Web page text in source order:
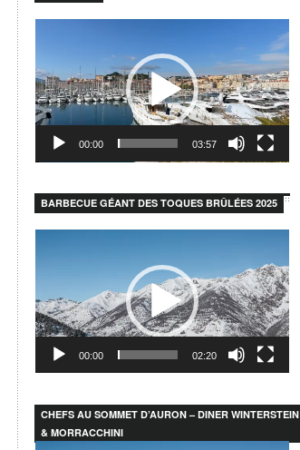
00:00 03:57
BARBECUE GÉANT DES TOQUES BRÛLÉES 2025
00:00 02:20
CHEFS AU SOMMET D’AURON – DINER WINTERSTEIN
& MORRACCHINI